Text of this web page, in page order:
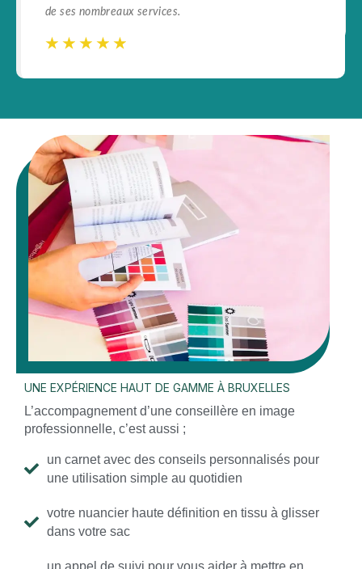
de ses nombreaux services.
☆ ☆ ☆ ☆ ☆
UNE EXPÉRIENCE HAUT DE GAMME À BRUXELLES
L’accompagnement d’une conseillère en image
professionnelle, c’est aussi ;
un carnet avec des conseils personnalisés pour
une utilisation simple au quotidien
votre nuancier haute définition en tissu à glisser
dans votre sac
un appel de suivi pour vous aider à mettre en